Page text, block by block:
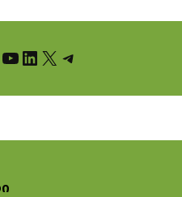
YouTube LinkedIn X Telegram